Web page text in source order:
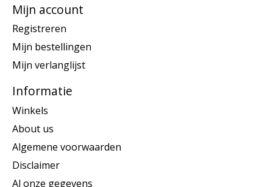
Mijn account
Registreren
Mijn bestellingen
Mijn verlanglijst
Informatie
Winkels
About us
Algemene voorwaarden
Disclaimer
Al onze gegevens